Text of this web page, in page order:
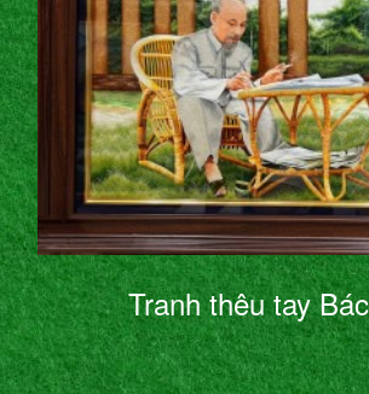
Tranh thêu tay